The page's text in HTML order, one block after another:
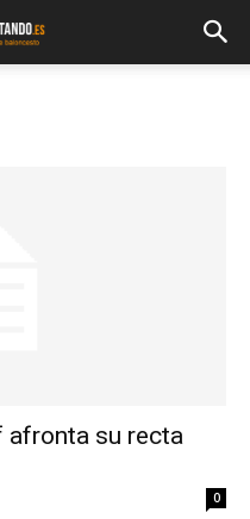
afronta su recta
0